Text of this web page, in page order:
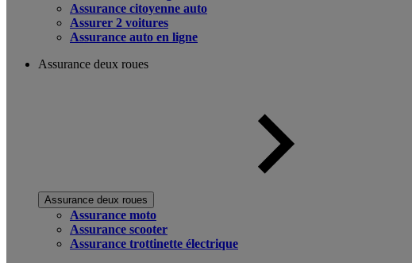
Assurance citoyenne auto
Assurer 2 voitures
Assurance auto en ligne
Assurance deux roues
Assurance deux roues
Assurance moto
Assurance scooter
Assurance trottinette électrique